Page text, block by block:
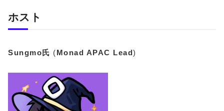
ホスト
Sungmo氏 (Monad APAC Lead)